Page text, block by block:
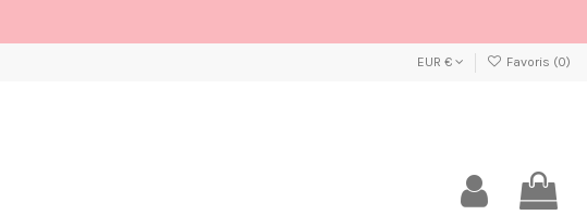
EUR € Favoris (0)